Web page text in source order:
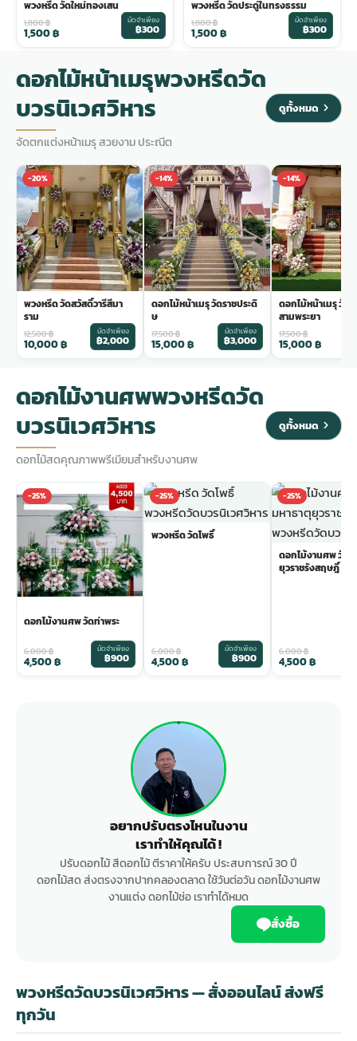
พวงหรีด วัดใหม่ทองเสน
1,800฿
1,500฿
มัดจำเพียง
฿300
พวงหรีด วัดประดู่ในทรงธรรม
1,800฿
1,500฿
มัดจำเพียง
฿300
ดอกไม้หน้าเมรุพวงหรีดวัด
บวรนิเวศวิหาร
จัดตกแต่งหน้าเมรุ สวยงาม ประณีต
ดูทั้งหมด
-20%
พวงหรีด วัดสวัสดิ์วารีสีมา
ราม
12,500฿
10,000฿
มัดจำเพียง
฿2,000
-14%
ดอกไม้หน้าเมรุ วัดราชประดิ
ษ
17,500฿
15,000฿
มัดจำเพียง
฿3,000
-14%
ดอกไม้หน้าเมรุ วัด
สามพระยา
17,500฿
15,000฿
ดอกไม้งานศพพวงหรีดวัด
บวรนิเวศวิหาร
ดอกไม้สดคุณภาพพรีเมียมสำหรับงานศพ
ดูทั้งหมด
-25%
ดอกไม้งานศพ วัดท่าพระ
6,000฿
4,500฿
มัดจำเพียง
฿900
-25%
พวงหรีด วัดโพธิ์
6,000฿
4,500฿
มัดจำเพียง
฿900
-25%
ดอกไม้งานศพ วัดม
ยุวราชรังสฤษฎิ์
6,000฿
4,500฿
อยากปรับตรงไหนในงาน
เราทำให้คุณได้ !
ปรับดอกไม้ สีดอกไม้ ตีราคาให้ครับ ประสบการณ์ 30 ปี
ดอกไม้สด ส่งตรงจากปากคลองตลาด ใช้วันต่อวัน ดอกไม้งานศพ
งานแต่ง ดอกไม้ช่อ เราทำได้หมด
สั่งซื้อ
พวงหรีดวัดบวรนิเวศวิหาร — สั่งออนไลน์ ส่งฟรี
ทุกวัน